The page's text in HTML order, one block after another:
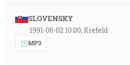
SLOVENSKY
1991-06-02 10:00, Krefeld
MP3